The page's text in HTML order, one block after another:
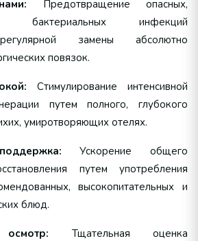
Предотвращение опасных,
бактериальных инфекций
замены абсолютно
повязок.
Стимулирование интенсивной
путем полного, глубокого
умиротворяющих отелях.
Ускорение общего
путем употребления
высокопитательных и
блюд.
Тщательная оценка